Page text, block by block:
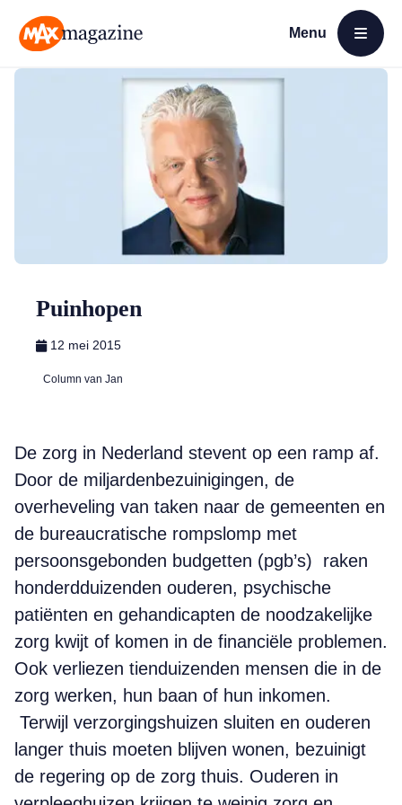
Menu
Open menu
Puinhopen
12 mei 2015
Column van Jan
De zorg in Nederland stevent op een ramp af.
Door de miljardenbezuinigingen, de
overheveling van taken naar de gemeenten en
de bureaucratische rompslomp met
persoonsgebonden budgetten (pgb’s) raken
honderdduizenden ouderen, psychische
patiënten en gehandicapten de noodzakelijke
zorg kwijt of komen in de financiële problemen.
Ook verliezen tienduizenden mensen die in de
zorg werken, hun baan of hun inkomen.
Terwijl verzorgingshuizen sluiten en ouderen
langer thuis moeten blijven wonen, bezuinigt
de regering op de zorg thuis. Ouderen in